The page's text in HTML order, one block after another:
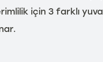
için 3 farklı yuva